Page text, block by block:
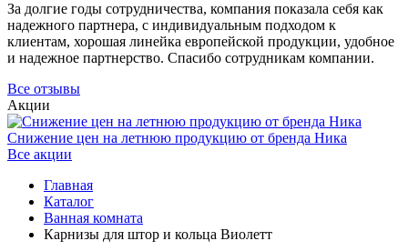
За долгие годы сотрудничества, компания показала себя как
надежного партнера, с индивидуальным подходом к
клиентам, хорошая линейка европейской продукции, удобное
и надежное партнерство. Спасибо сотрудникам компании.
Все отзывы
Акции
Снижение цен на летнюю продукцию от бренда Ника
Все акции
Главная
Каталог
Ванная комната
Карнизы для штор и кольца Виолетт